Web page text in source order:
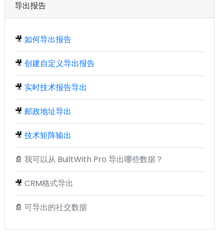
导出报告
🎥 如何导出报告
🎥 创建自定义导出报告
🎥 实时技术报告导出
🎥 邮政地址导出
🎥 技术矩阵输出
📄 我可以从 BuiltWith Pro 导出哪些数据？
🎥 CRM格式导出
📄 可导出的社交数据